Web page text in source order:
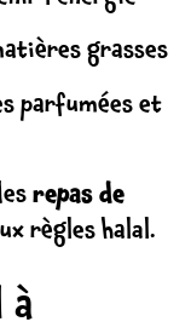
grasses
parfumées et
repas de
règles halal.
à